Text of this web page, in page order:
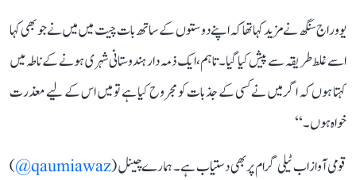
یووراج سنگھ نے مزید کہا تھا کہ اپنے دوستوں کے ساتھ بات چیت میں میں نے جو بھی کہا
اسے غلط طریقہ سے پیش کیا گیا۔ تاہم، ایک ذمہ دار ہندوستانی شہری ہونے کے ناطہ میں
کہتا ہوں کہ اگر میں نے کسی کے جذبات کو مجروح کیا ہے تو میں اس کے لیے معذرت
خواہ ہوں۔‘‘
قومی آواز اب ٹیلی گرام پر بھی دستیاب ہے۔ ہمارے چینل (qaumiawaz@
)